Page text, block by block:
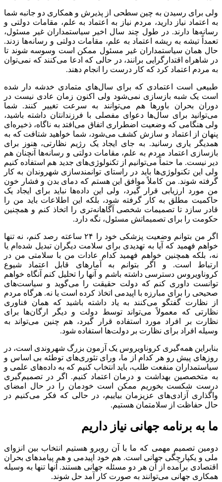
ولی برای رسیدن به چین سطحی از پذیرش و همکاری دو جانبه شما
به اعتماد نیاز دارید، مردم نیاز به اعتماد به علم، مقامات دولتی و
رسانه‌ها دارند. در طول چند سال اخیر سیاستمداران غیر مسئول،
تعمداً تیشه به ریشه اعتماد به علم، مقامات دولتی و رسانه‌ها زدند.
حال همان سیاستمداران غیر مسئول ممکن است وسوسه شوند تا
در شاهراه اقتدارگرایی برانند، در حالی که ادعا می‌کنند که نمی‌توان
به مردم اعتماد کرد که کار درست را انجام دهند.
طبیعی است اعتمادی که برای سال‌های متمادی خدشه دار شده
است یک شبه بازسازی نمی‌شود ولی اکنون زمان عادی نیست در
دوران بحران باورها هم می‌توانند به سرعت تغییر کنند. شما
می‌توانید برای سال‌ها دعوای مفصلی با فرزندانتان داشته باشید،
ولی هنگامی که وضعیت اضطراری اتفاق می‌افتد به ناگاه، ذخیره‌ای
پنهان از اعتماد و سازش کشف می‌شود، شما خواهید شتافت که به
همدیگر یاری رسانید. به جای ایجاد یک رژیم نظارتی، هنوز برای
بازسازی اعتماد مردم به علم، مقامات دولتی و رسانه‌ها آنچنان هم
دیر نیست. ما حتماً می‌توانیم از تکنولوژی‌های جدید هم استفاده کنیم
ولی این تکنولوژی‌ها باید در راستای توانمندسازی شهروندان به کار
گرفته شوند. من کاملاً موافق این هستم که دمای بدن و فشار خون
من مورد ارزیابی قرار گیرد، ولی این داده‌ها نباید برای ایجاد یک
حاکمیت مطلق به کار گرفته شود، بلکه این اطلاعات باید من را
قادر سازد تا تصمیمات شخصی آگاهانه‌تری را اتخاذ کنم و همچنین
حکومت را برای تصمیماتش مسئول، نگه دارد.
اگر من بتوانم وضعیت پزشکی خود را ۲۴ ساعته رصد کنم، نه تنها
خواهم فهمید که آیا به تهدیدی برای سلامت دیگران تبدیل شده‌ام یا
نه، بلکه همچنین خواهم فهمید کدام عادات من با سلامتی من در
ارتباط است. و اگر بتوانم به آمارهای قابل اعتماد شیوع
کروناویروس دسترسی داشته باشم و آنها را تحلیل کنم آنگاه خواهم
توانست داوری کنم که دولت حقیقت را می‌گوید و سیاست‌های
صحیحی را برای مبارزه با اپیدمی اتخاذ کرده است یا نه. هرگاه مردم
از نظارت گفتگو می‌کنند به یاد داشته باشید که همان فناوری
نظارتی که معمولاً می‌تواند توسط دولت و دیگر ارگان‌ها برای
نظارت بر افراد مورد استفاده قرار گیرد، هم چنین می‌تواند به
وسیله افراد برای نظارت بر دولت‌ها استفاده شود.
بنابراین همه‌گیری کروناویروس یک آزمون بزرگ شهروندی است، در
روزهای پیش رو هر کدام از ما، ورای تئوری‌های توطئه بی اساس و
سیاستمداران منفعت طلب، باید انتخاب کنیم که به داده‌های علمی و
به متخصصین بهداشت و درمان اعتماد کنیم. اگر در تصمیم‌گیری
درست شکست بخوریم ممکن است خودمان را در حال امضای
واگذاری آزادی‌های عزیزمان بیاییم، در حالی که فکر می‌کنیم در
حال حفاظت از سلامتمان هستیم.
ما به برنامه جهانی نیاز داریم
دومین تصمیم مهمی که ما با آن روبرو هستیم انتخاب بین انزوای
ملی و یکپارچگی جهانی است. هم خود اپیدمی و هم پیامدهای بحران
اقتصادی برآمده از آن هر دو مسئله جهانی هستند. آنها تنها به وسیله
همکاری جهانی می‌توانند به صورت کار آمد حل شوند.